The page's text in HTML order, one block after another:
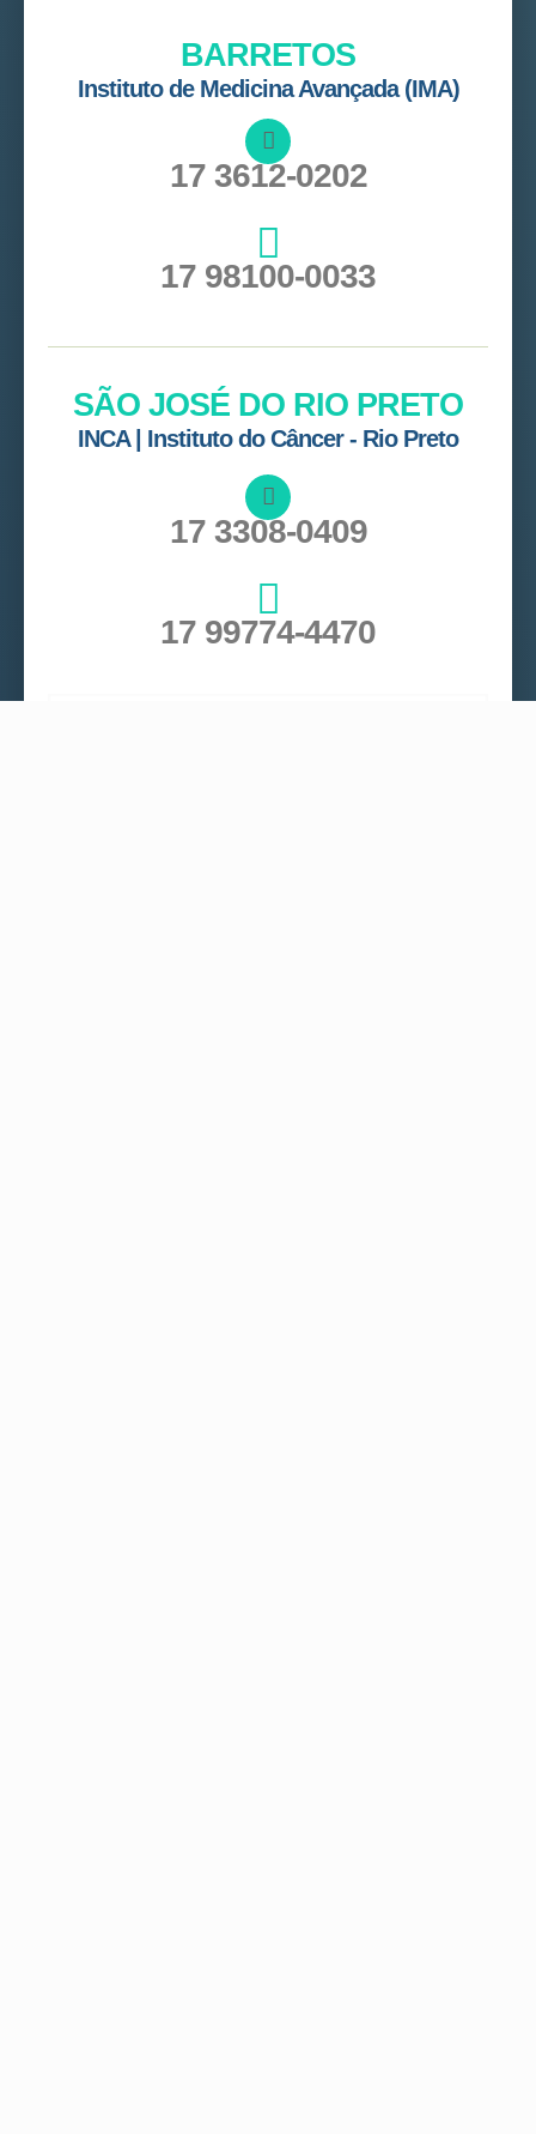
BARRETOS
Instituto de Medicina Avançada (IMA)
17 3612-0202
17 98100-0033
SÃO JOSÉ DO RIO PRETO
INCA | Instituto do Câncer - Rio Preto
17 3308-0409
17 99774-4470